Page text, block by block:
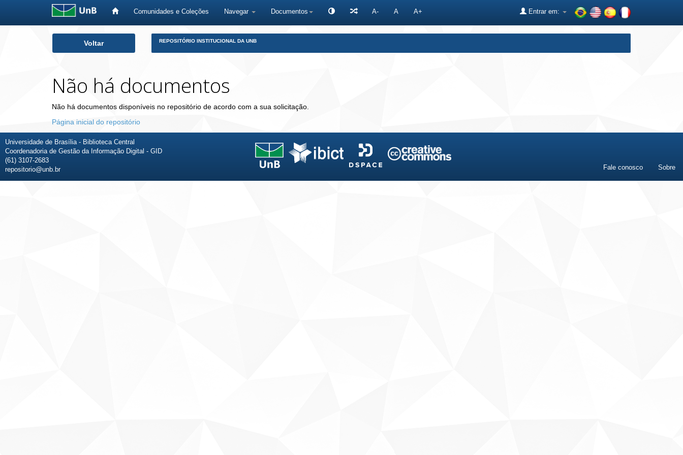
Comunidades e Coleções Navegar Documentos A- A A+ Entrar em:
Voltar REPOSITÓRIO INSTITUCIONAL DA UNB
Não há documentos
Não há documentos disponíveis no repositório de acordo com a sua solicitação.
Página inicial do repositório
Universidade de Brasília - Biblioteca Central
Coordenadoria de Gestão da Informação Digital - GID
(61) 3107-2683
repositorio@unb.br
Fale conosco Sobre